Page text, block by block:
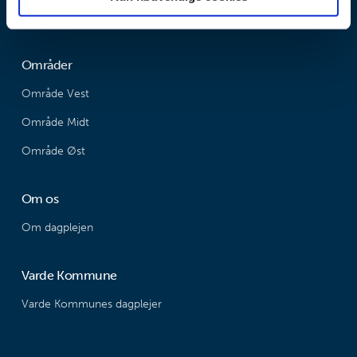
Tilgængelighedserklæring
Områder
Område Vest
Område Midt
Område Øst
Om os
Om dagplejen
Varde Kommune
Varde Kommunes dagplejer